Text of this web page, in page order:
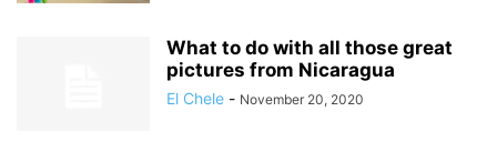
What to do with all those great
pictures from Nicaragua
El Chele - November 20, 2020